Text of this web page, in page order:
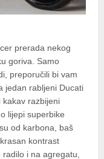
prerada nekog
goriva. Samo
preporučili bi vam
jedan rabljeni Ducati
kakav razbijeni
lijepi superbike
od karbona, baš
kontrast
i na agregatu,